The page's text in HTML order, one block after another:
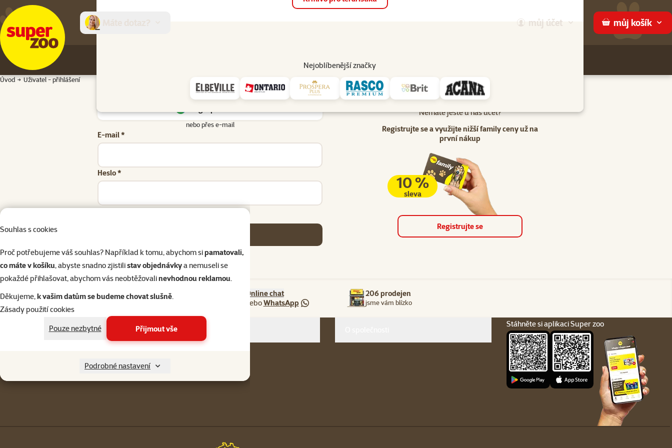
Souhlas s cookies
Proč potřebujeme váš souhlas? Například k tomu, abychom sipamatovali,
co máte v košíku, abyste snadno zjistilistav objednávkya nemuseli se
pokaždé přihlašovat, abychom vás neobtěžovalinevhodnou reklamou.
Děkujeme,k vašim datům se budeme chovat slušně.
Zásady použití cookies
Pouze nezbytné
Přijmout vše
Podrobné nastavení
můj účet můj košík
Nejoblíbenější značky
Prodejny Služby
Úvod Uživatel - přihlášení
Uživatel - přihlášení
nebo přes e-mail
E-mail *
Heslo *
Nemáte ještě u nás účet?
Registrujte se a využijte nižší family ceny už na
první nákup
10 %
sleva
Registrujte se
Napište nám
eshop@superzoo.cz
321 000 180
Online chat
neboWhatsApp
206 prodejen
jsme vám blízko
Pro zákazníky
Stáhněte si aplikaci Super zoo